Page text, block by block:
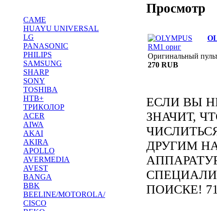
CAME
HUAYU UNIVERSAL
LG
PANASONIC
PHILIPS
SAMSUNG
SHARP
SONY
TOSHIBA
НТВ+
ТРИКОЛОР
ACER
AIWA
AKAI
AKIRA
APOLLO
AVERMEDIA
AVEST
BANGA
BBK
BEELINE/MOTOROLA/
CISCO
Просмотр
Оригинальный
270 RUB
ЕСЛИ ВЫ
ЗНАЧИТ,
ДРУГИМ
ПОИСКЕ!